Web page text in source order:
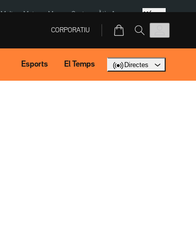
Multa a Meta Menors Ceuta Àtic Ayuso Més
CORPORATIU
Esports El Temps Directes